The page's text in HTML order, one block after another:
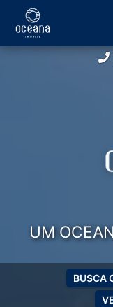
UM
BUSCA